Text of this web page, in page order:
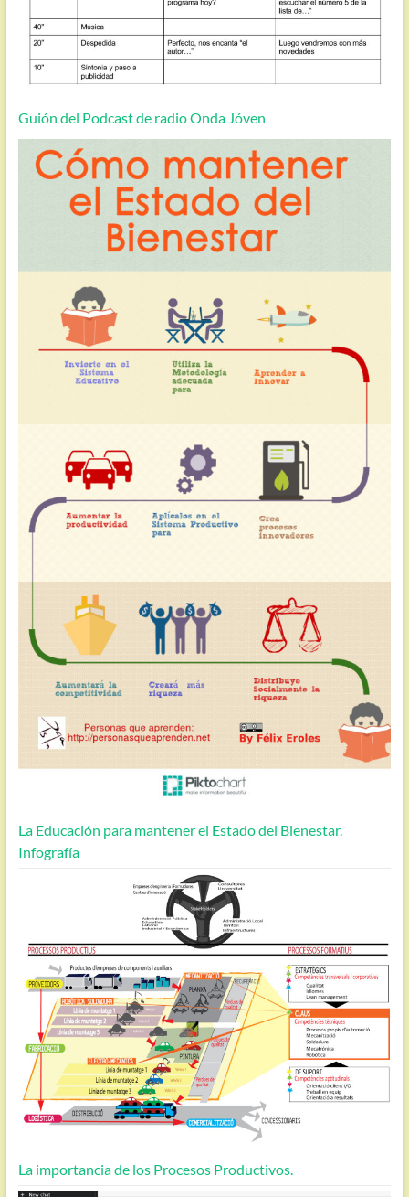
Guión del Podcast de radio Onda Jóven
La Educación para mantener el Estado del Bienestar.
Infografía
La importancia de los Procesos Productivos.